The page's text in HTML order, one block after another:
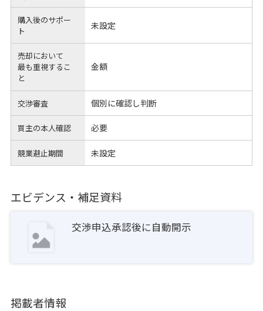
購入後のサポー
ト
未設定
売却において
最も重視するこ
と
金額
交渉審査 個別に確認し判断
買主の本人確認 必要
競業避止期間 未設定
エビデンス・補足資料
交渉申込承認後に自動開示
掲載者情報